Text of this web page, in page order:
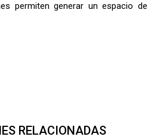
permiten generar un espacio de
RELACIONADAS